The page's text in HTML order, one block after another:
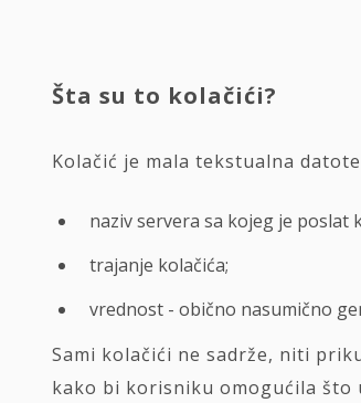
Šta su to kolačići?
Kolačić je mala tekstualna
naziv servera sa kojeg je poslat
trajanje kolačića;
vrednost - obično nasumično
Sami kolačići ne sadrže, niti
kako bi korisniku omogućila što